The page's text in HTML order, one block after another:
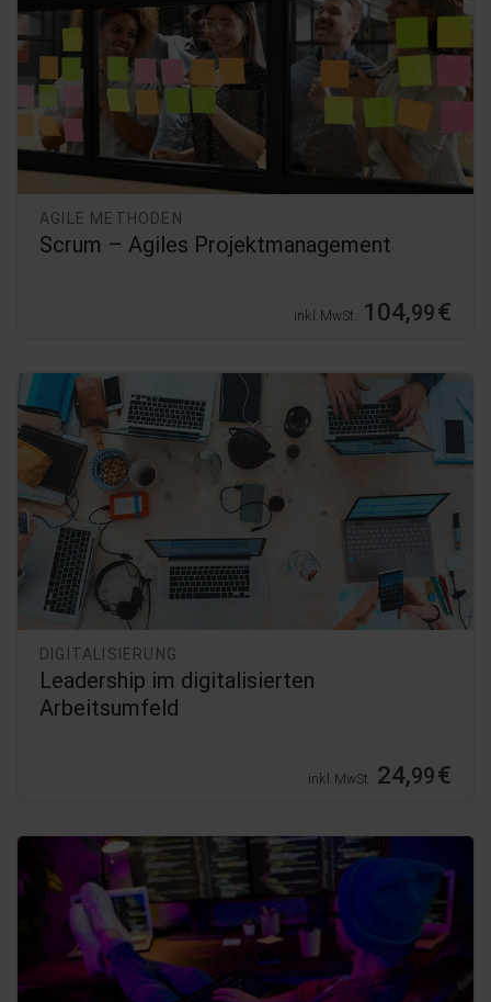
AGILE METHODEN
Scrum – Agiles Projektmanagement
inkl. MwSt. 104,99€
DIGITALISIERUNG
Leadership im digitalisierten
Arbeitsumfeld
inkl. MwSt. 24,99€